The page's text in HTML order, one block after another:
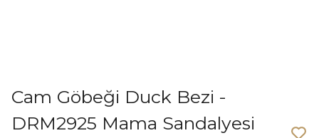
Cam Göbeği Duck Bezi -
DRM2925 Mama Sandalyesi